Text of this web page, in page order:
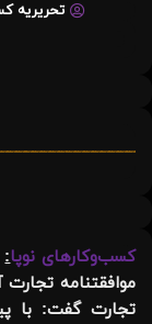
تحریریه
کسب‌وکارهای نوپا:
موافقتنامه
تجارت گفت: با